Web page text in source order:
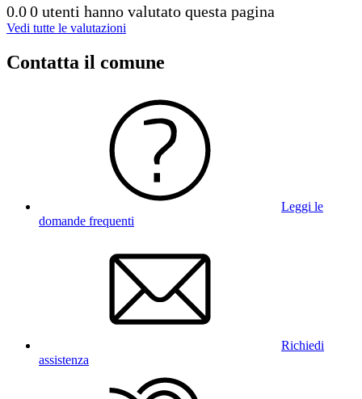
0.00 utenti hanno valutato questa pagina
Vedi tutte le valutazioni
Contatta il comune
Leggi le
domande frequenti
Richiedi
assistenza